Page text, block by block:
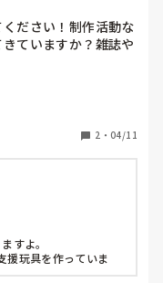
ださい！制作活動な
ていますか？雑誌や
いです。
2 ・ 04/11
すよ。
援玩具を作っていま